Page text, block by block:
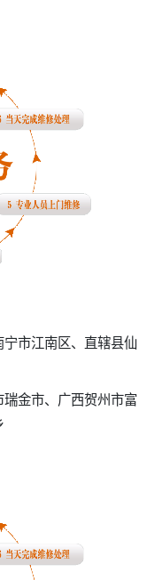
市江南区、直辖县仙
金市、广西贺州市富